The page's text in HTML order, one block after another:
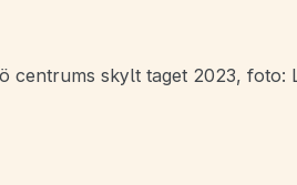
skylt taget 2023, foto: